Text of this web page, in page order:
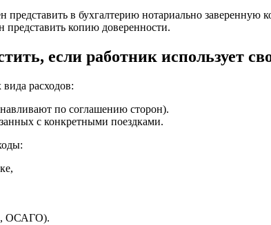
в бухгалтерию нотариально заверенную
представить копию доверенности.
если работник использует
расходов:
по соглашению сторон).
с конкретными поездками.
ОСАГО).